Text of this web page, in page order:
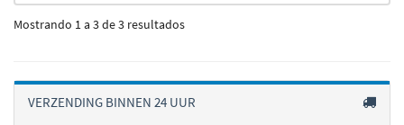
Mostrando 1 a 3 de 3 resultados
VERZENDING BINNEN 24 UUR